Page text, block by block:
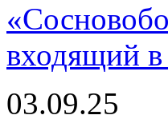
входящий
03.09.25